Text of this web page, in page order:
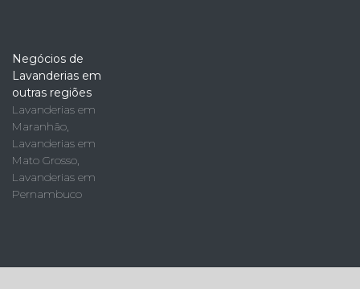
Negócios de
Lavanderias em
outras regiões
Lavanderias em
Maranhão,
Lavanderias em
Mato Grosso,
Lavanderias em
Pernambuco